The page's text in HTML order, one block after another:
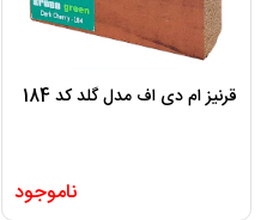
قرنیز ام دی اف مدل گلد کد 184
ناموجود